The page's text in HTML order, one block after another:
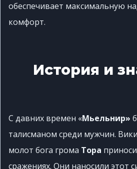
обеспечивает максимальную
комфорт.
История и
С давних времен «Мьельнир»
талисманом среди мужчин.
молот бога грома Тора
сражениях. Они наносили этот